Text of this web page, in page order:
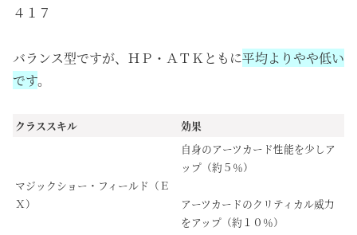
４１７
バランス型ですが、ＨＰ・ＡＴＫともに平均よりやや低い
です。
クラススキル 効果
マジックショー・フィールド（Ｅ
Ｘ）
自身のアーツカード性能を少しア
ップ（約５％）
アーツカードのクリティカル威力
をアップ（約１０％）